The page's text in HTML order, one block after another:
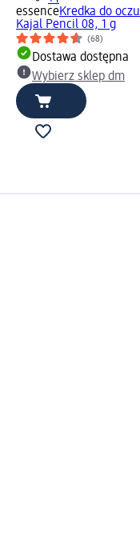
essenceKredka do oczu
Kajal Pencil 08, 1 g
(68)
Dostawa dostępna
Wybierz sklep dm